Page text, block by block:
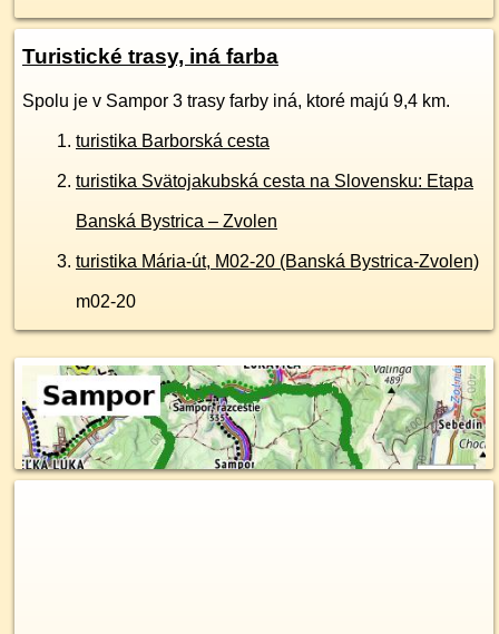
Turistické trasy, iná farba
Spolu je v Sampor 3 trasy farby iná, ktoré majú 9,4 km.
turistika Barborská cesta
turistika Svätojakubská cesta na Slovensku: Etapa
Banská Bystrica – Zvolen
turistika Mária-út, M02-20 (Banská Bystrica-Zvolen)
m02-20